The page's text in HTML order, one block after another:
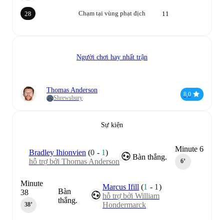
Chạm tại vùng phạt địch
28 11
Người chơi hay nhất trận
Thomas Anderson
Shrewsbury
8,0
Sự kiện
Minute 6
6‎’‎
Bàn thắng.
Bradley Ihionvien (0 - 1)
hỗ trợ bởi Thomas Anderson
Bàn
thắng.
Marcus Ifill (1 - 1 )
hỗ trợ bởi William
Hondermarck
Minute
38
38‎’‎